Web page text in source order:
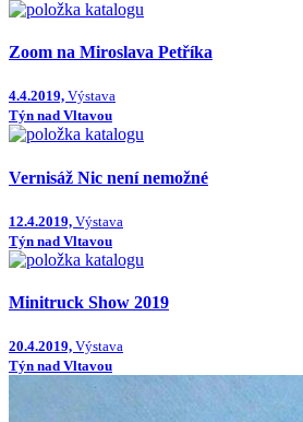
Zoom na Miroslava Petříka
4.4.2019, Výstava
Týn nad Vltavou
Vernisáž Nic není nemožné
12.4.2019, Výstava
Týn nad Vltavou
Minitruck Show 2019
20.4.2019, Výstava
Týn nad Vltavou